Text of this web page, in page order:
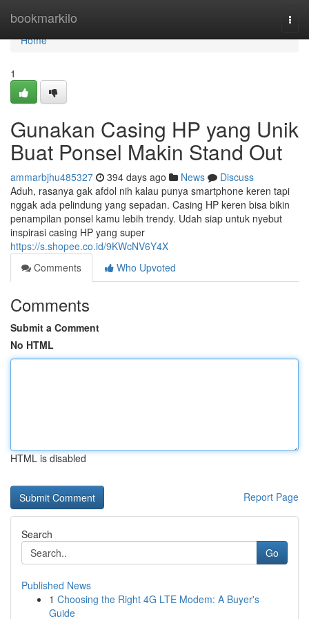
bookmarkilo
Home
Home
1
Gunakan Casing HP yang Unik
Buat Ponsel Makin Stand Out
ammarbjhu485327 394 days ago News
Discuss
Aduh, rasanya gak afdol nih kalau punya smartphone keren tapi
nggak ada pelindung yang sepadan. Casing HP keren bisa bikin
penampilan ponsel kamu lebih trendy. Udah siap untuk nyebut
inspirasi casing HP yang super
https://s.shopee.co.id/9KWcNV6Y4X
Comments
Who Upvoted
Comments
Submit a Comment
No HTML
HTML is disabled
Report Page
Search
Go
Published News
1 Choosing the Right 4G LTE Modem: A Buyer's
Guide